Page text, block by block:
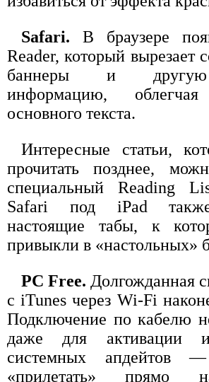
Safari. В браузере
Reader, который вырезает
баннеры и
информацию, облегчая
основного текста.
Интересные статьи,
прочитать позднее,
специальный Reading
Safari под iPad
настоящие табы, к
привыкли в «настольных»
PC Free. Долгожданная
с iTunes через Wi-Fi
Подключение по кабелю
даже для активации
системных апдейтов
«прилетать» прямо